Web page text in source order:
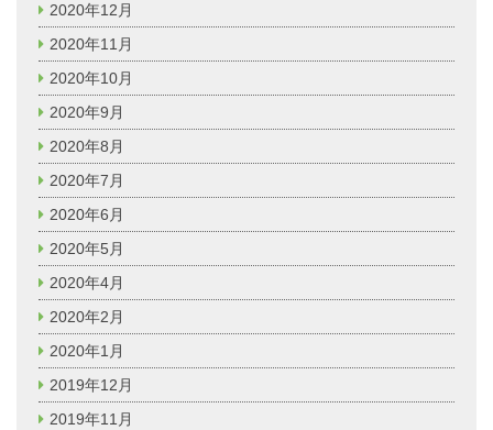
2020年12月
2020年11月
2020年10月
2020年9月
2020年8月
2020年7月
2020年6月
2020年5月
2020年4月
2020年2月
2020年1月
2019年12月
2019年11月